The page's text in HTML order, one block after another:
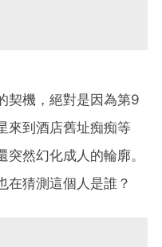
契機，絕對是因為第9
來到酒店舊址痴痴等
然幻化成人的輪廓。
在猜測這個人是誰？